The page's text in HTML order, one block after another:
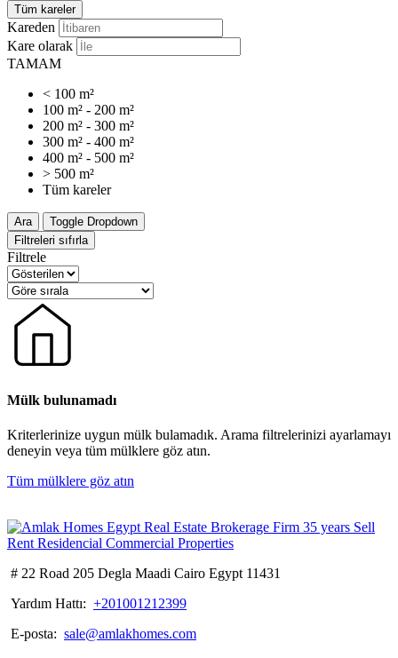
Tüm kareler
Kareden
Kare olarak
TAMAM
< 100 m²
100 m² - 200 m²
200 m² - 300 m²
300 m² - 400 m²
400 m² - 500 m²
> 500 m²
Tüm kareler
Ara
Toggle Dropdown
Filtreleri sıfırla
Filtrele
Mülk bulunamadı
Kriterlerinize uygun mülk bulamadık. Arama filtrelerinizi ayarlamayı
deneyin veya tüm mülklere göz atın.
Tüm mülklere göz atın
# 22 Road 205 Degla Maadi Cairo Egypt 11431
Yardım Hattı: +201001212399
E-posta: sale@amlakhomes.com